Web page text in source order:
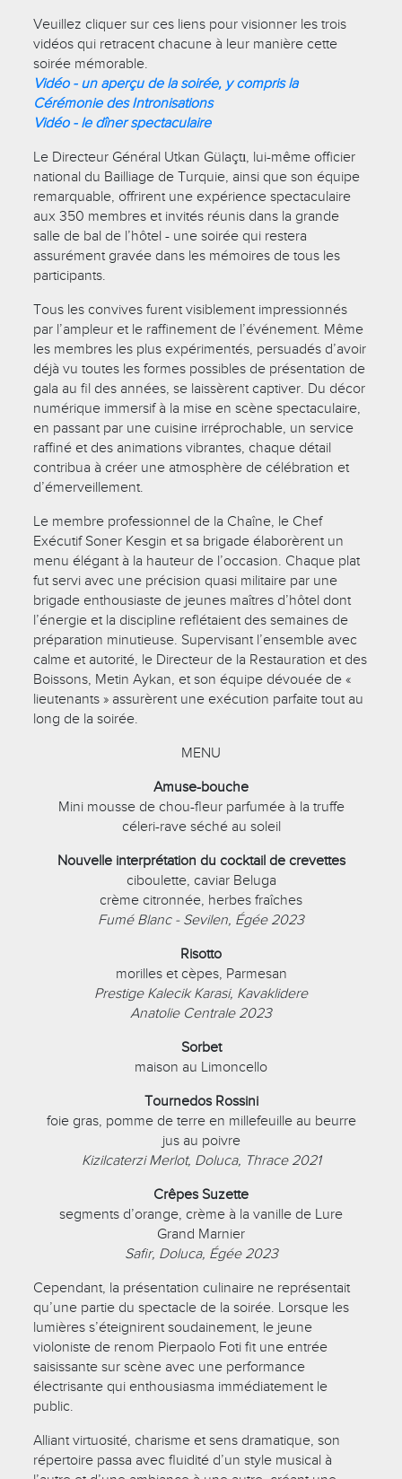
Veuillez cliquer sur ces liens pour visionner les trois
vidéos qui retracent chacune à leur manière cette
soirée mémorable.
Vidéo - un aperçu de la soirée, y compris la
Cérémonie des Intronisations
Vidéo - le dîner spectaculaire
Le Directeur Général Utkan Gülaçtı, lui-même officier
national du Bailliage de Turquie, ainsi que son équipe
remarquable, offrirent une expérience spectaculaire
aux 350 membres et invités réunis dans la grande
salle de bal de l’hôtel - une soirée qui restera
assurément gravée dans les mémoires de tous les
participants.
Tous les convives furent visiblement impressionnés
par l’ampleur et le raffinement de l’événement. Même
les membres les plus expérimentés, persuadés d’avoir
déjà vu toutes les formes possibles de présentation de
gala au fil des années, se laissèrent captiver. Du décor
numérique immersif à la mise en scène spectaculaire,
en passant par une cuisine irréprochable, un service
raffiné et des animations vibrantes, chaque détail
contribua à créer une atmosphère de célébration et
d’émerveillement.
Le membre professionnel de la Chaîne, le Chef
Exécutif Soner Kesgin et sa brigade élaborèrent un
menu élégant à la hauteur de l’occasion. Chaque plat
fut servi avec une précision quasi militaire par une
brigade enthousiaste de jeunes maîtres d’hôtel dont
l’énergie et la discipline reflétaient des semaines de
préparation minutieuse. Supervisant l’ensemble avec
calme et autorité, le Directeur de la Restauration et des
Boissons, Metin Aykan, et son équipe dévouée de «
lieutenants » assurèrent une exécution parfaite tout au
long de la soirée.
MENU
Amuse-bouche
Mini mousse de chou-fleur parfumée à la truffe
céleri-rave séché au soleil
Nouvelle interprétation du cocktail de crevettes
ciboulette, caviar Beluga
crème citronnée, herbes fraîches
Fumé Blanc - Sevilen, Égée 2023
Risotto
morilles et cèpes, Parmesan
Prestige Kalecik Karasi, Kavaklidere
Anatolie Centrale 2023
Sorbet
maison au Limoncello
Tournedos Rossini
foie gras, pomme de terre en millefeuille au beurre
jus au poivre
Kizilcaterzi Merlot, Doluca, Thrace 2021
Crêpes Suzette
segments d’orange, crème à la vanille de Lure
Grand Marnier
Safir, Doluca, Égée 2023
Cependant, la présentation culinaire ne représentait
qu’une partie du spectacle de la soirée. Lorsque les
lumières s’éteignirent soudainement, le jeune
violoniste de renom Pierpaolo Foti fit une entrée
saisissante sur scène avec une performance
électrisante qui enthousiasma immédiatement le
public.
Alliant virtuosité, charisme et sens dramatique, son
répertoire passa avec fluidité d’un style musical à